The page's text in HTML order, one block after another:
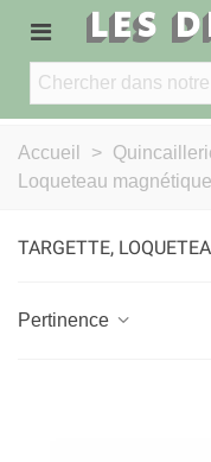
LES
Accueil >
Loqueteau magnétique
TARGETTE,
Pertinence